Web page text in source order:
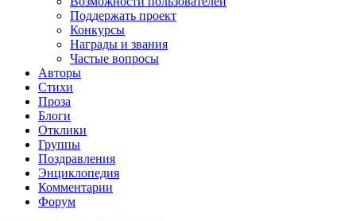
Поддержать проект
Конкурсы
Награды и звания
Частые вопросы
Авторы
Стихи
Проза
Блоги
Отклики
Группы
Поздравления
Энциклопедия
Комментарии
Форум